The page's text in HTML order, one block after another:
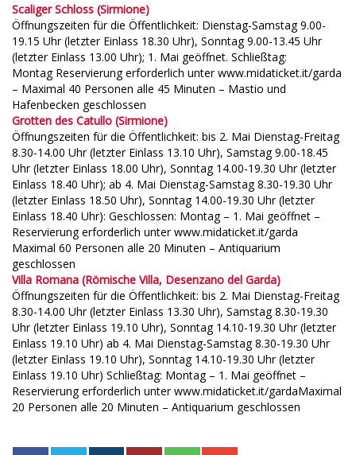
Scaliger Schloss (Sirmione)
Öffnungszeiten für die Öffentlichkeit: Dienstag-Samstag 9.00-
19.15 Uhr (letzter Einlass 18.30 Uhr), Sonntag 9.00-13.45 Uhr
(letzter Einlass 13.00 Uhr); 1. Mai geöffnet. Schließtag:
Montag Reservierung erforderlich unter www.midaticket.it/garda
– Maximal 40 Personen alle 45 Minuten – Mastio und
Hafenbecken geschlossen
Grotten des Catullo (Sirmione)
Öffnungszeiten für die Öffentlichkeit: bis 2. Mai Dienstag-Freitag
8.30-14.00 Uhr (letzter Einlass 13.10 Uhr), Samstag 9.00-18.45
Uhr (letzter Einlass 18.00 Uhr), Sonntag 14.00-19.30 Uhr (letzter
Einlass 18.40 Uhr); ab 4. Mai Dienstag-Samstag 8.30-19.30 Uhr
(letzter Einlass 18.50 Uhr), Sonntag 14.00-19.30 Uhr (letzter
Einlass 18.40 Uhr): Geschlossen: Montag – 1. Mai geöffnet –
Reservierung erforderlich unter www.midaticket.it/garda
Maximal 60 Personen alle 20 Minuten – Antiquarium
geschlossen
Villa Romana (Römische Villa, Desenzano del Garda)
Öffnungszeiten für die Öffentlichkeit: bis 2. Mai Dienstag-Freitag
8.30-14.00 Uhr (letzter Einlass 13.30 Uhr), Samstag 8.30-19.30
Uhr (letzter Einlass 19.10 Uhr), Sonntag 14.10-19.30 Uhr (letzter
Einlass 19.10 Uhr) ab 4. Mai Dienstag-Samstag 8.30-19.30 Uhr
(letzter Einlass 19.10 Uhr), Sonntag 14.10-19.30 Uhr (letzter
Einlass 19.10 Uhr) Schließtag: Montag – 1. Mai geöffnet –
Reservierung erforderlich unter www.midaticket.it/gardaMaximal
20 Personen alle 20 Minuten – Antiquarium geschlossen